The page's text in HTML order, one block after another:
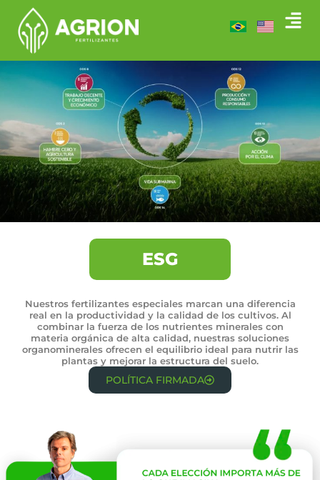
ESG
Nuestros fertilizantes especiales marcan una diferencia
real en la productividad y la calidad de los cultivos. Al
combinar la fuerza de los nutrientes minerales con
materia orgánica de alta calidad, nuestras soluciones
organominerales ofrecen el equilibrio ideal para nutrir las
plantas y mejorar la estructura del suelo.
POLÍTICA FIRMADA